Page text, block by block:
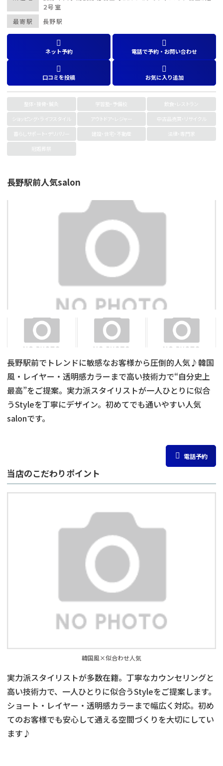
最寄駅 長野駅
２号室
ネット予約 電話で予約・お問い合わせ
口コミを投稿 お気に入り追加
整体・接骨・鍼灸 学習塾・予備校
飲食・レストラン
ショッピング・ライフスタイル
アウトドア・レジャー
中古品売買・リサイクル
暮らしサポート・デリバリー
建設・住宅・不動産
法律・専門家
冠婚葬祭
長野駅前人気salon
長野駅前でトレンドに敏感なお客様から圧倒的人気♪韓国
風・レイヤー・透明感カラーまで高い技術力で“自分史上
最高”をご提案。実力派スタイリストが一人ひとりに似合
うStyleを丁寧にデザイン。初めてでも通いやすい人気
salonです。
電話予約
当店のこだわりポイント
韓国風×似合わせ人気
実力派スタイリストが多数在籍。丁寧なカウンセリングと
高い技術力で、一人ひとりに似合うStyleをご提案します。
ショート・レイヤー・透明感カラーまで幅広く対応。初め
てのお客様でも安心して通える空間づくりを大切にしてい
ます♪